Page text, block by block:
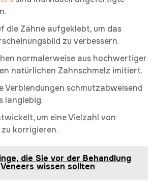
die Zähne aufgeklebt, um das
zu verbessern.
normalerweise aus hochwertiger
natürlichen Zahnschmelz imitiert.
Verblendungen schmutzabweisend
langlebig.
um eine Vielzahl von
korrigieren.
die Sie vor der Behandlung
wissen sollten